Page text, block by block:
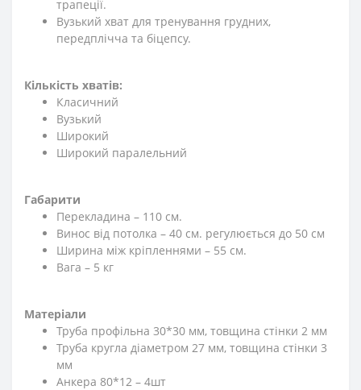
трапеції.
Вузький хват для тренування грудних,
передплічча та біцепсу.
Кількість хватів:
Класичний
Вузький
Широкий
Широкий паралельний
Габарити
Перекладина – 110 см.
Винос від потолка – 40 см. регулюється до 50 см
Ширина між кріпленнями – 55 см.
Вага – 5 кг
Матеріали
Труба профільна 30*30 мм, товщина стінки 2 мм
Труба кругла діаметром 27 мм, товщина стінки 3
мм
Анкера 80*12 – 4шт